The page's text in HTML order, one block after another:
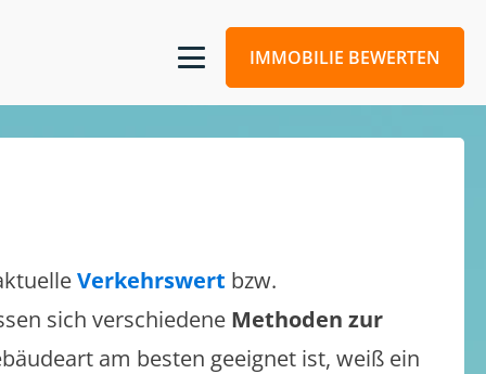
IMMOBILIE BEWERTEN
Verkehrswert bzw.
sich verschiedene Methoden zur
am besten geeignet ist, weiß ein